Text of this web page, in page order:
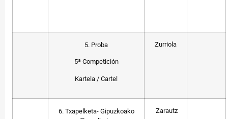
5. Proba
5ª Competición
Kartela / Cartel
Zurriola
6. Txapelketa- Gipuzkoako
Zarautz